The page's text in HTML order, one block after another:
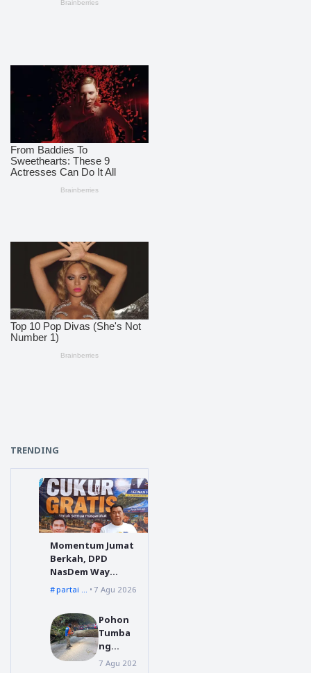
TRENDING
Momentum Jumat
Berkah, DPD
NasDem Way
Kanan Sediakan
Layanan Cukur
Gratis
partai nasdem 7 Agu 2026
Pohon
Tumba
ng
Menuju
Dairi
7 Agu 2026